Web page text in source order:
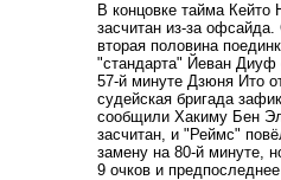
В концовке тайма Кейто
засчитан из-за
вторая половина
"стандарта" Йеван
57-й минуте Дзюня Ито
судейская бригада
сообщили Хакиму Бен
засчитан, и "Реймс"
замену на 80-й минуте,
9 очков и